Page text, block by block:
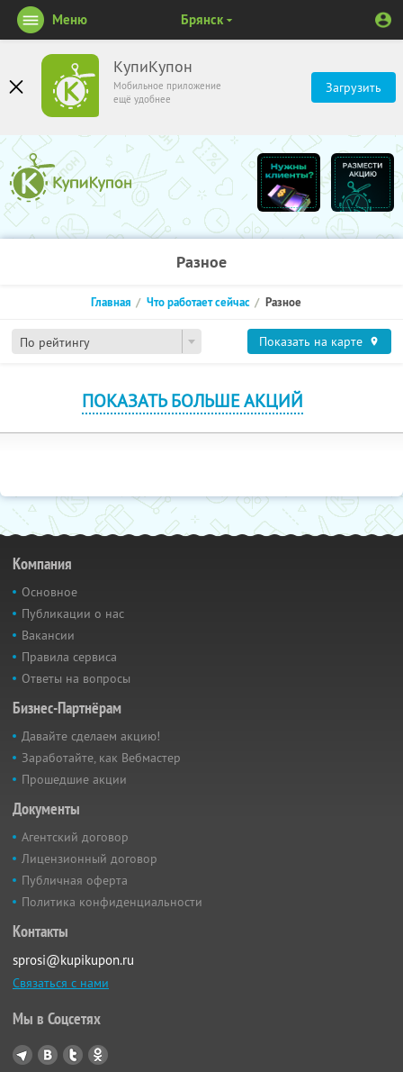
КупиКупон
Мобильное приложение
ещё удобнее
Загрузить
Меню Брянск
Разное
По рейтингу
Главная Что работает сейчас Разное
Показать на карте
ПОКАЗАТЬ БОЛЬШЕ АКЦИЙ
Компания
Основное
Публикации о нас
Вакансии
Правила сервиса
Ответы на вопросы
Бизнес-Партнёрам
Давайте сделаем акцию!
Заработайте, как Вебмастер
Прошедшие акции
Документы
Агентский договор
Лицензионный договор
Публичная оферта
Политика конфиденциальности
Контакты
sprosi@kupikupon.ru
Связаться с нами
Мы в Соцсетях